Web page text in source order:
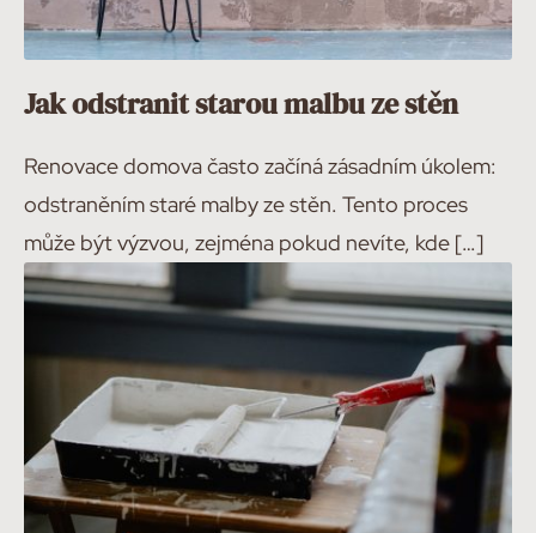
Jak odstranit starou malbu ze stěn
Renovace domova často začíná zásadním úkolem:
odstraněním staré malby ze stěn. Tento proces
může být výzvou, zejména pokud nevíte, kde […]